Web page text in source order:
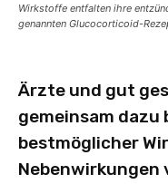
Wirkstoffe entfalten ihre
genannten Glucocorticoid-
Ärzte und gut
gemeinsam dazu
bestmöglicher
Nebenwirkungen